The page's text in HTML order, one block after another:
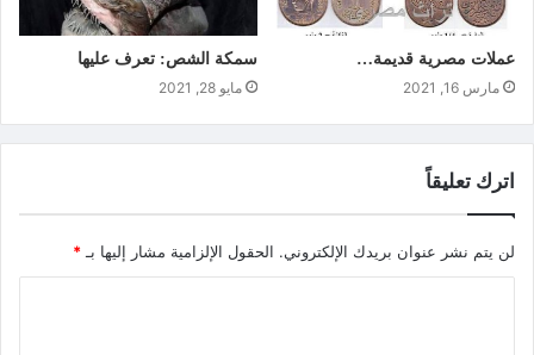
عملات مصرية قديمة…
مارس 16, 2021
سمكة الشص: تعرف عليها
مايو 28, 2021
اترك تعليقاً
لن يتم نشر عنوان بريدك الإلكتروني. الحقول الإلزامية مشار إليها بـ *